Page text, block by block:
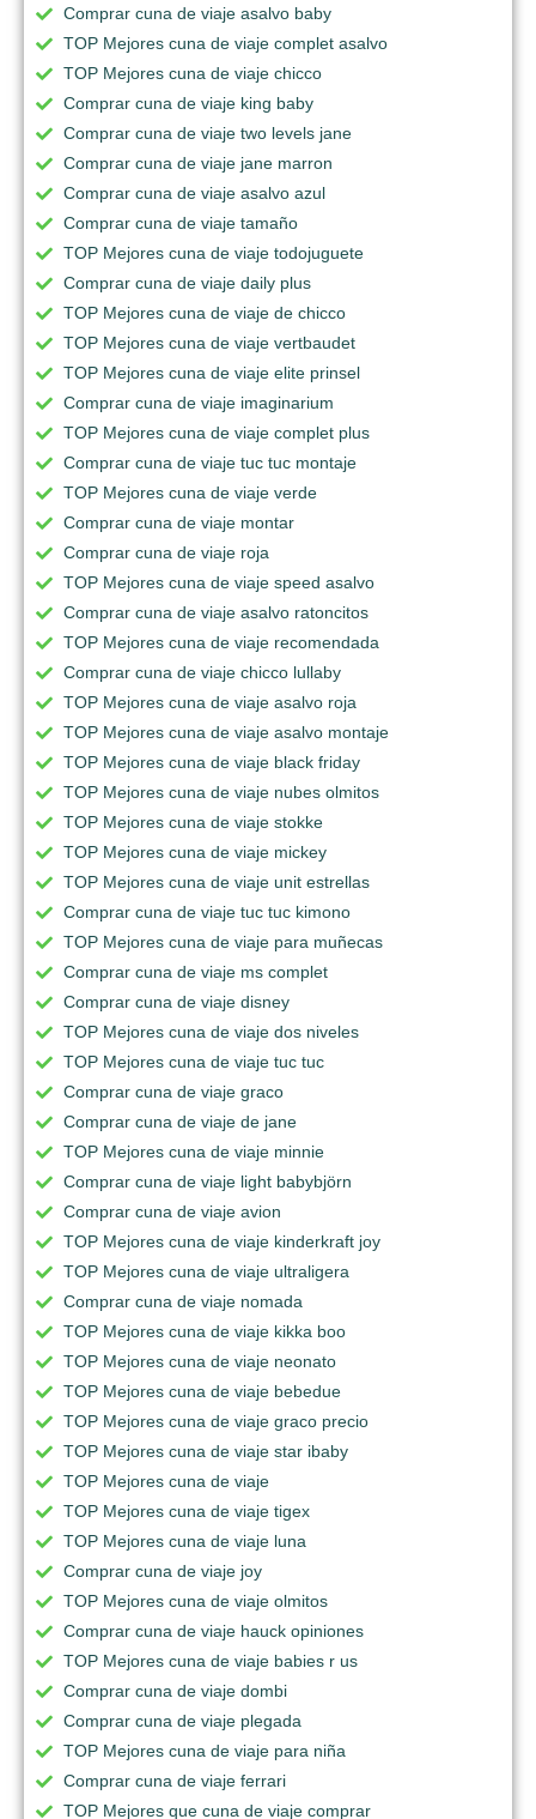
Comprar cuna de viaje asalvo baby
TOP Mejores cuna de viaje complet asalvo
TOP Mejores cuna de viaje chicco
Comprar cuna de viaje king baby
Comprar cuna de viaje two levels jane
Comprar cuna de viaje jane marron
Comprar cuna de viaje asalvo azul
Comprar cuna de viaje tamaño
TOP Mejores cuna de viaje todojuguete
Comprar cuna de viaje daily plus
TOP Mejores cuna de viaje de chicco
TOP Mejores cuna de viaje vertbaudet
TOP Mejores cuna de viaje elite prinsel
Comprar cuna de viaje imaginarium
TOP Mejores cuna de viaje complet plus
Comprar cuna de viaje tuc tuc montaje
TOP Mejores cuna de viaje verde
Comprar cuna de viaje montar
Comprar cuna de viaje roja
TOP Mejores cuna de viaje speed asalvo
Comprar cuna de viaje asalvo ratoncitos
TOP Mejores cuna de viaje recomendada
Comprar cuna de viaje chicco lullaby
TOP Mejores cuna de viaje asalvo roja
TOP Mejores cuna de viaje asalvo montaje
TOP Mejores cuna de viaje black friday
TOP Mejores cuna de viaje nubes olmitos
TOP Mejores cuna de viaje stokke
TOP Mejores cuna de viaje mickey
TOP Mejores cuna de viaje unit estrellas
Comprar cuna de viaje tuc tuc kimono
TOP Mejores cuna de viaje para muñecas
Comprar cuna de viaje ms complet
Comprar cuna de viaje disney
TOP Mejores cuna de viaje dos niveles
TOP Mejores cuna de viaje tuc tuc
Comprar cuna de viaje graco
Comprar cuna de viaje de jane
TOP Mejores cuna de viaje minnie
Comprar cuna de viaje light babybjörn
Comprar cuna de viaje avion
TOP Mejores cuna de viaje kinderkraft joy
TOP Mejores cuna de viaje ultraligera
Comprar cuna de viaje nomada
TOP Mejores cuna de viaje kikka boo
TOP Mejores cuna de viaje neonato
TOP Mejores cuna de viaje bebedue
TOP Mejores cuna de viaje graco precio
TOP Mejores cuna de viaje star ibaby
TOP Mejores cuna de viaje
TOP Mejores cuna de viaje tigex
TOP Mejores cuna de viaje luna
Comprar cuna de viaje joy
TOP Mejores cuna de viaje olmitos
Comprar cuna de viaje hauck opiniones
TOP Mejores cuna de viaje babies r us
Comprar cuna de viaje dombi
Comprar cuna de viaje plegada
TOP Mejores cuna de viaje para niña
Comprar cuna de viaje ferrari
TOP Mejores que cuna de viaje comprar